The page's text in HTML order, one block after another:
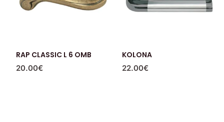
RAP CLASSIC L 6 OMB
20.00€
KOLONA
22.00€